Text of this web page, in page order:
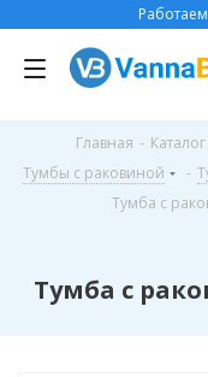
Главная - Каталог
Тумбы с раковиной
-
Тумба с
Тумба с